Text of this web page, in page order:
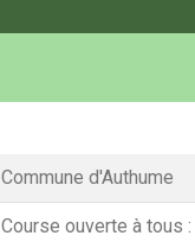
Commune d'Authume
Course ouverte à tous